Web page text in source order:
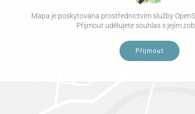
Mapa je poskytována prostřednictvím služby
Přijmout udělujete souhlas s jejím
Přijmout